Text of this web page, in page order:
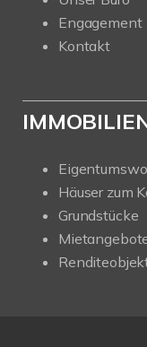
Engagement
Kontakt
Häuser zum
Grundstücke